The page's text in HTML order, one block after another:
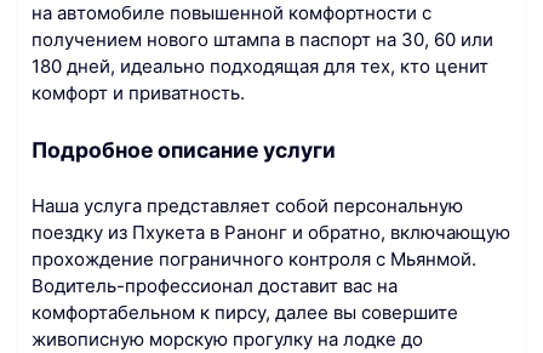
на автомобиле повышенной комфортности с
получением нового штампа в паспорт на 30, 60 или
180 дней, идеально подходящая для тех, кто ценит
комфорт и приватность.
Подробное описание услуги
Наша услуга представляет собой персональную
поездку из Пхукета в Ранонг и обратно, включающую
прохождение пограничного контроля с Мьянмой.
Водитель-профессионал доставит вас на
комфортабельном к пирсу, далее вы совершите
живописную морскую прогулку на лодке до